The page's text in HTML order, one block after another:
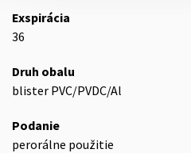
Exspirácia
36
Druh obalu
blister PVC/PVDC/Al
Podanie
perorálne použitie